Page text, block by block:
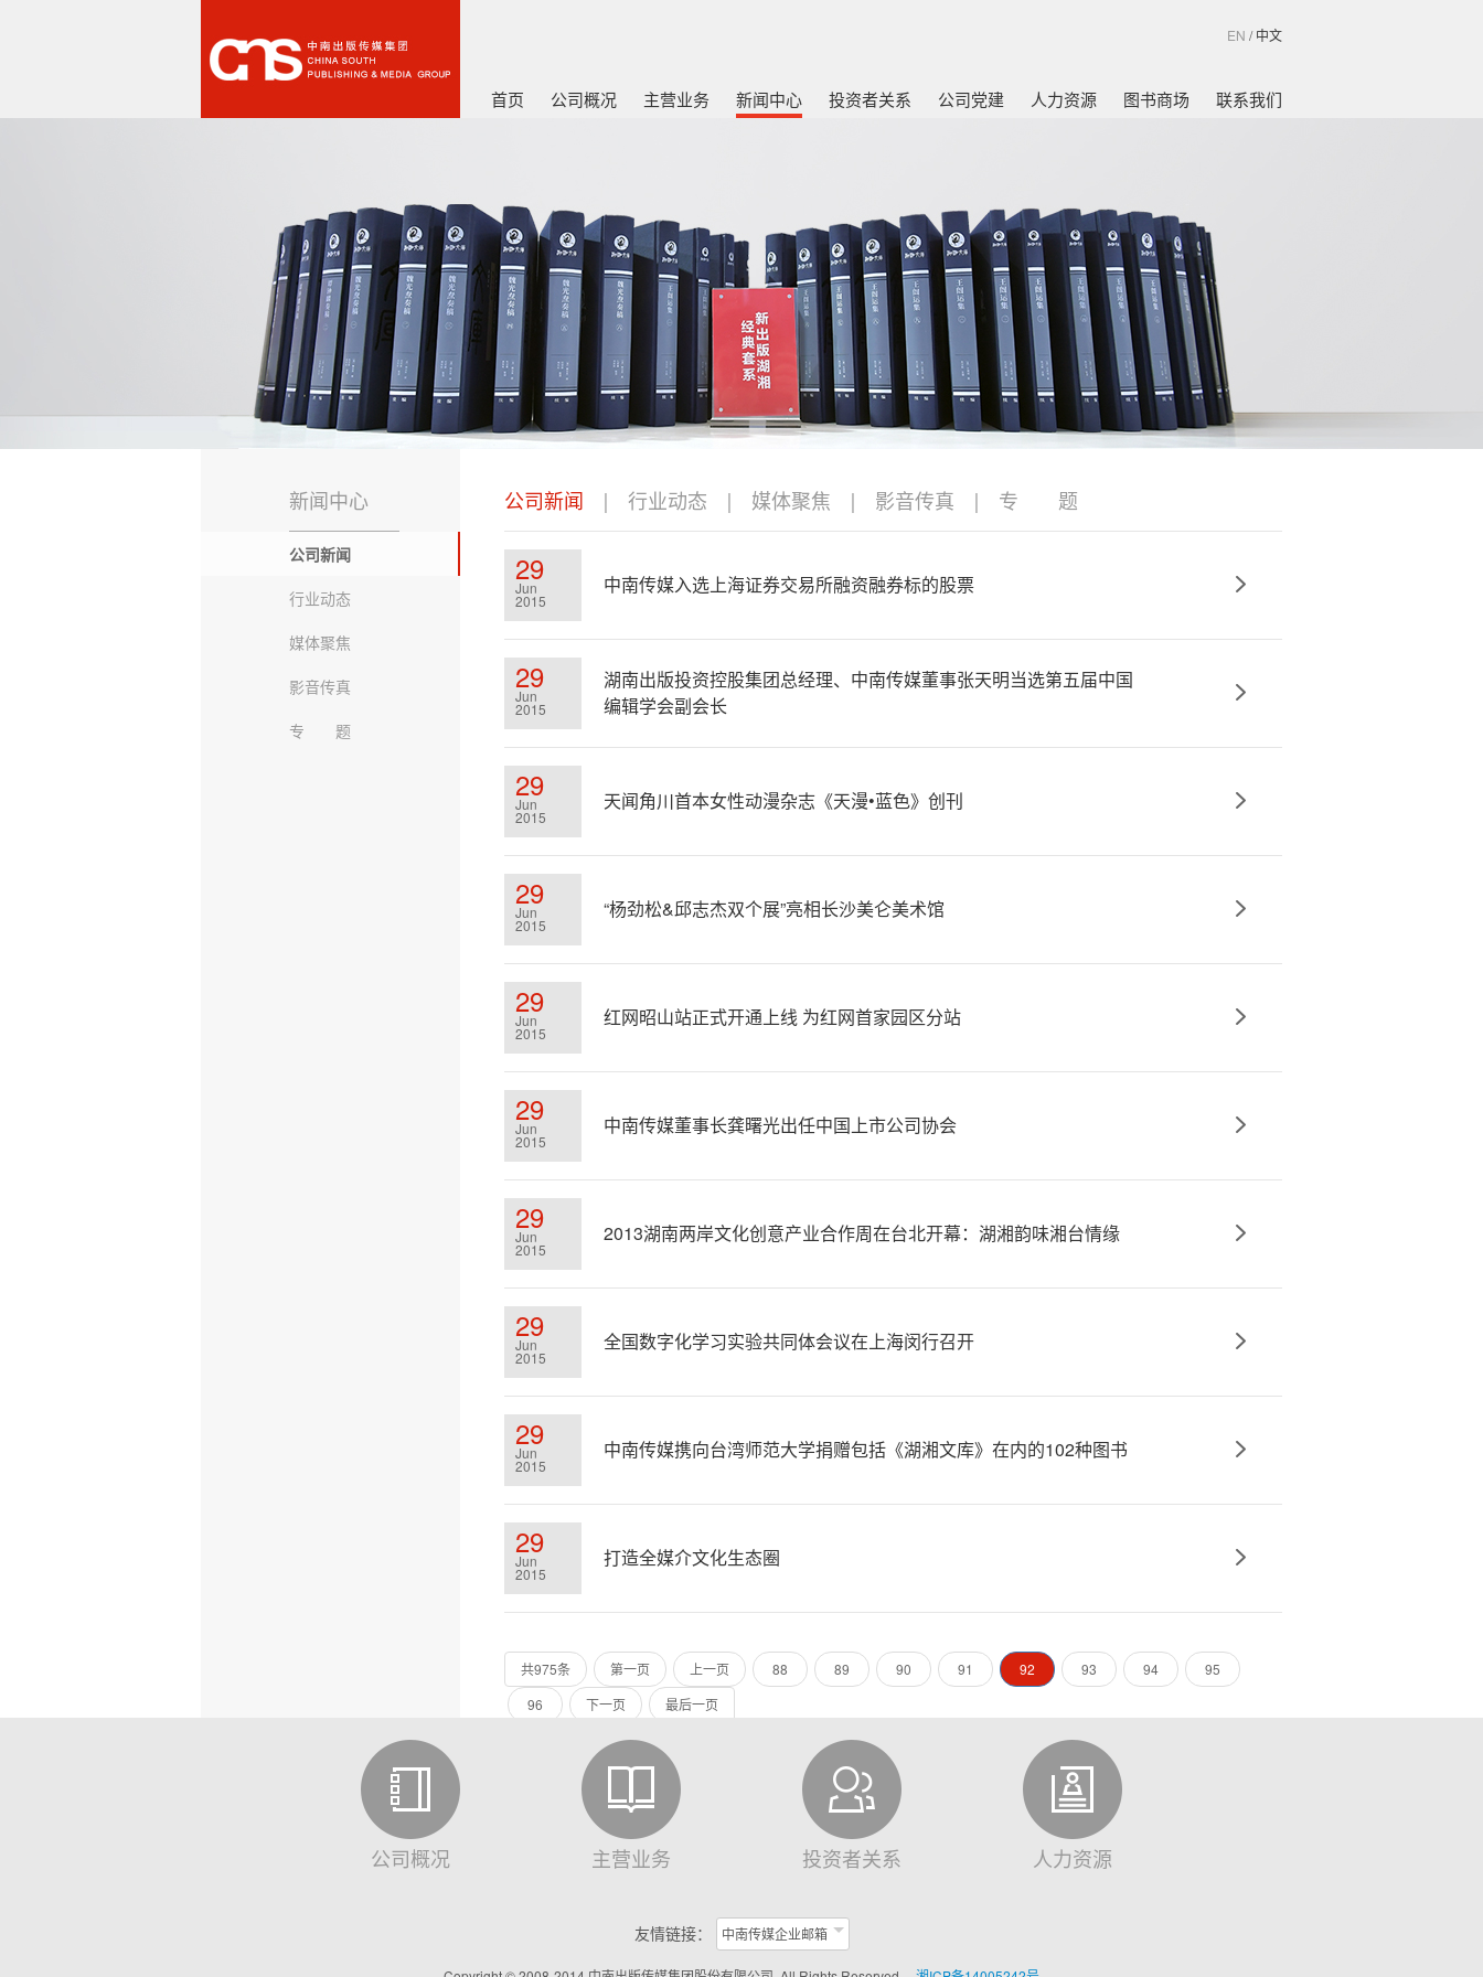
EN /中文
首页 公司概况 主营业务 新闻中心 投资者关系 公司党建 人力资源 图书商场 联系我们
新闻中心
公司新闻
行业动态
媒体聚焦
影音传真
专 题
公司新闻 | 行业动态 | 媒体聚焦 | 影音传真 | 专 题
29
Jun
2015
中南传媒入选上海证券交易所融资融券标的股票
29
Jun
2015
湖南出版投资控股集团总经理、中南传媒董事张天明当选第五届中国
编辑学会副会长
29
Jun
2015
天闻角川首本女性动漫杂志《天漫•蓝色》创刊
29
Jun
2015
“杨劲松&邱志杰双个展”亮相长沙美仑美术馆
29
Jun
2015
红网昭山站正式开通上线 为红网首家园区分站
29
Jun
2015
中南传媒董事长龚曙光出任中国上市公司协会
29
Jun
2015
2013湖南两岸文化创意产业合作周在台北开幕：湖湘韵味湘台情缘
29
Jun
2015
全国数字化学习实验共同体会议在上海闵行召开
29
Jun
2015
中南传媒携向台湾师范大学捐赠包括《湖湘文库》在内的102种图书
29
Jun
2015
打造全媒介文化生态圈
共975条 第一页 上一页 88 89 90 91 92 93 94
95
96
下一页 最后一页
公司概况 主营业务 投资者关系 人力资源
友情链接： 中南传媒企业邮箱